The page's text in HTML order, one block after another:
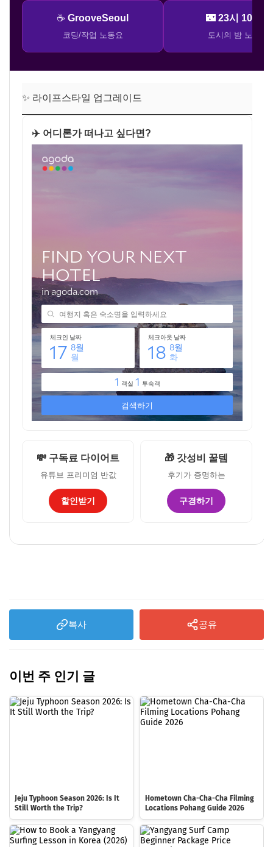
☕ GrooveSeoul
코딩/작업 노동요
🌃 23시 10분
도시의 밤 노래
✨ 라이프스타일 업그레이드
✈️ 어디론가 떠나고 싶다면?
💸 구독료 다이어트
유튜브 프리미엄 반값
할인받기
🎁 갓성비 꿀템
후기가 증명하는
구경하기
복사 공유
이번 주 인기 글
Jeju Typhoon Season 2026: Is It
Still Worth the Trip?
Hometown Cha-Cha-Cha Filming
Locations Pohang Guide 2026